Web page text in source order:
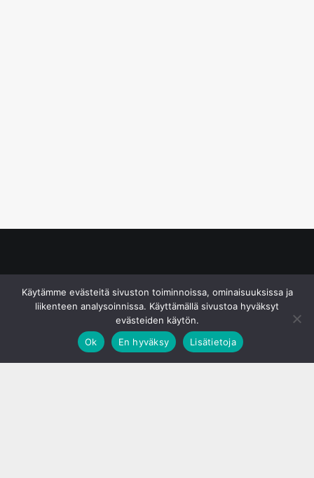
Käytämme evästeitä sivuston toiminnoissa, ominaisuuksissa ja
liikenteen analysoinnissa. Käyttämällä sivustoa hyväksyt
evästeiden käytön.
Ok
En hyväksy Lisätietoja